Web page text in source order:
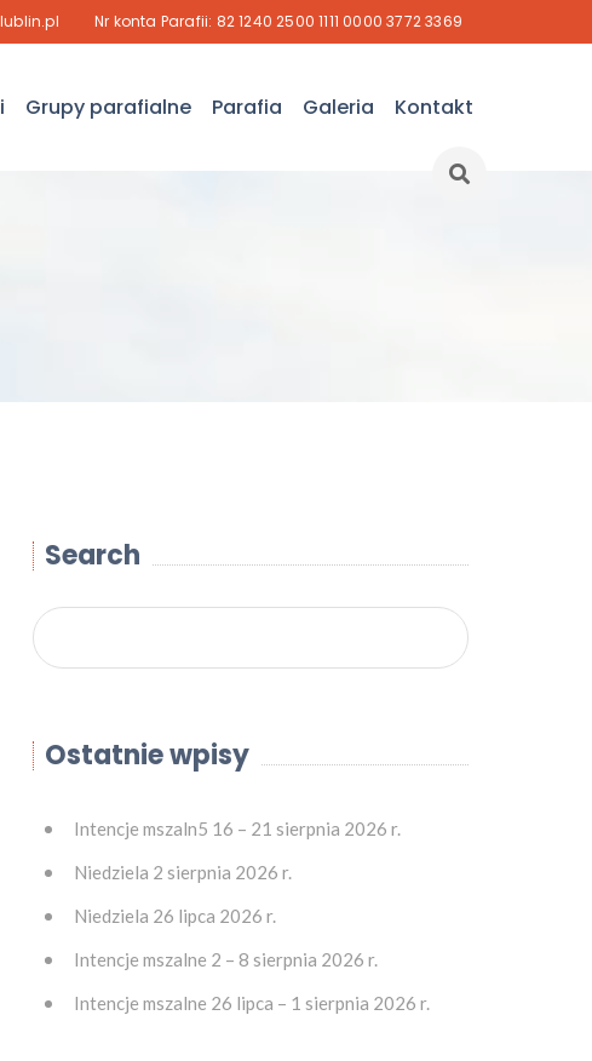
Nr konta Parafii: 82 1240 2500 1111 0000 3772 3369
Grupy parafialne Parafia Galeria Kontakt
Search
Ostatnie wpisy
Intencje mszaln5 16 – 21 sierpnia 2026 r.
Niedziela 2 sierpnia 2026 r.
Niedziela 26 lipca 2026 r.
Intencje mszalne 2 – 8 sierpnia 2026 r.
Intencje mszalne 26 lipca – 1 sierpnia 2026 r.